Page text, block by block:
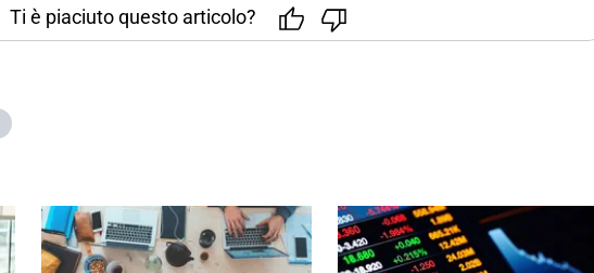
Ti è piaciuto questo articolo?